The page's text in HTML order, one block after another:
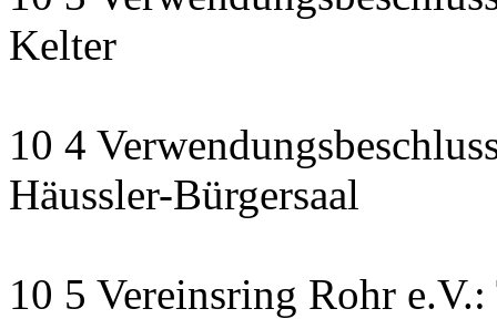
Kelter
10 4
Häussler-Bürgersaal
10 5 Vereinsring Rohr